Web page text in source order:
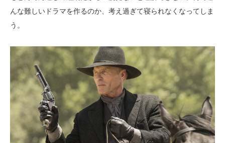
んな難しいドラマを作るのか、考え過ぎて寝られなくなってしま
う。